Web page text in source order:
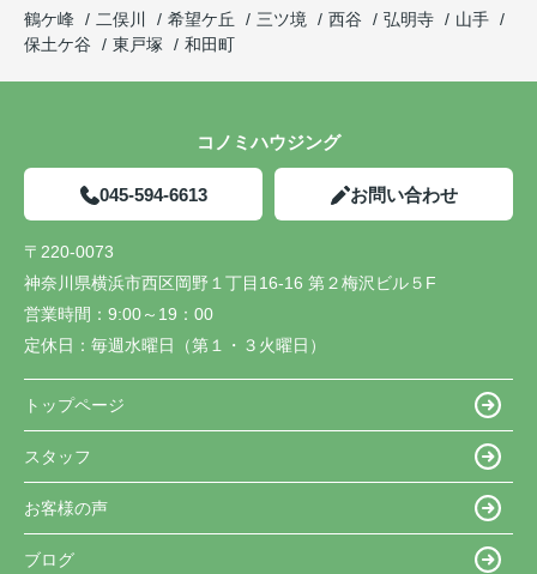
鶴ケ峰
二俣川 希望ケ丘 三ツ境 西谷 弘明寺
山手
保土ケ谷
東戸塚 和田町
コノミハウジング
045-594-6613 お問い合わせ
〒220-0073
神奈川県横浜市西区岡野１丁目16-16 第２梅沢ビル５F
営業時間： 9:00～19：00
定休日： 毎週水曜日（第１・３火曜日）
トップページ
スタッフ
お客様の声
ブログ